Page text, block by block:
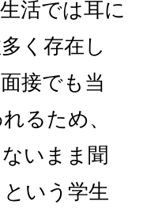
活では耳に
く存在し
接でも当
るため、
いまま聞
いう学生